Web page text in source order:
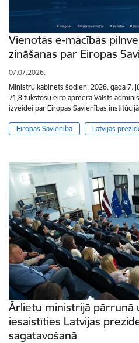
Vienotās e-mācībās
zināšanas par Eiropas
07.07.2026.
Ministru kabinets šodien, 2026. gada 7.
71,8 tūkstošu eiro apmērā Valsts
izveidei par Eiropas Savienības
Eiropas Savienība Latvijas
Ārlietu ministrijā pārrunā
iesaistīties Latvijas
sagatavošanā